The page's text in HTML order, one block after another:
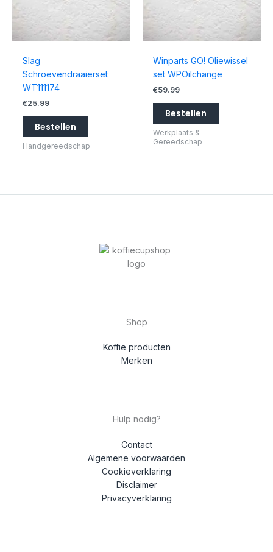
Slag
Schroevendraaierset
WT111174
€25.99
Bestellen
Handgereedschap
Winparts GO! Oliewissel
set WPOilchange
€59.99
Bestellen
Werkplaats &
Gereedschap
Shop
Koffie producten
Merken
Hulp nodig?
Contact
Algemene voorwaarden
Cookieverklaring
Disclaimer
Privacyverklaring